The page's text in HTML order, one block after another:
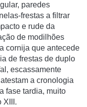
paredes
frestas a filtrar
e rude da
de modilhões
cornija que antecede
de frestas de duplo
escassamente
a cronologia
fase tardia, muito
XIII.